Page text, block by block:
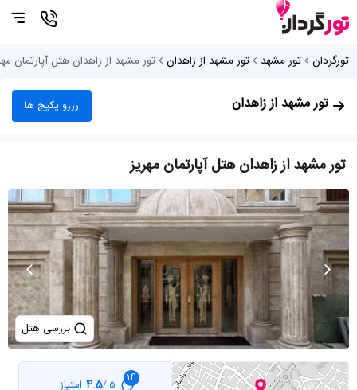
تورگردان تور مشهد تور مشهد از زاهدان تور مشهد از زاهدان هتل آپارتمان
تور مشهد از زاهدان رزرو پکیج ها
تور مشهد از زاهدان هتل آپارتمان مهریز
بررسی هتل
14
5 /
4.5 امتیاز